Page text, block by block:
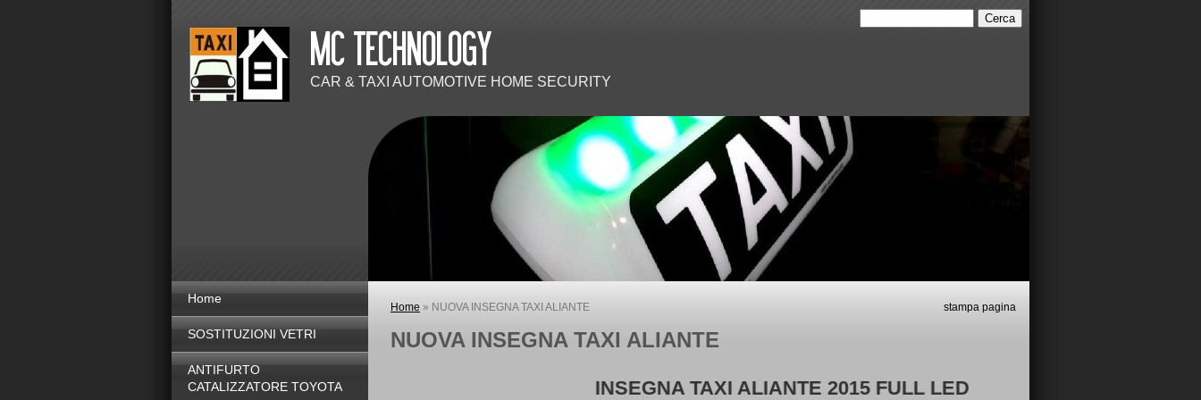
CAR & TAXI AUTOMOTIVE HOME SECURITY
Home » NUOVA INSEGNA TAXI ALIANTE
NUOVA INSEGNA TAXI ALIANTE
stampa pagina
INSEGNA TAXI ALIANTE 2015 FULL LED
Home
SOSTITUZIONI VETRI
ANTIFURTO
CATALIZZATORE TOYOTA